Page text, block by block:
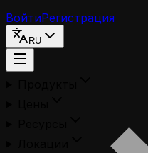
ВойтиРегистрация
RU